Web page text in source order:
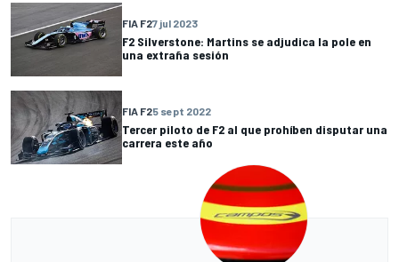
FIA F27 jul 2023
F2 Silverstone: Martins se adjudica la pole en
una extraña sesión
FIA F25 sept 2022
Tercer piloto de F2 al que prohíben disputar una
carrera este año